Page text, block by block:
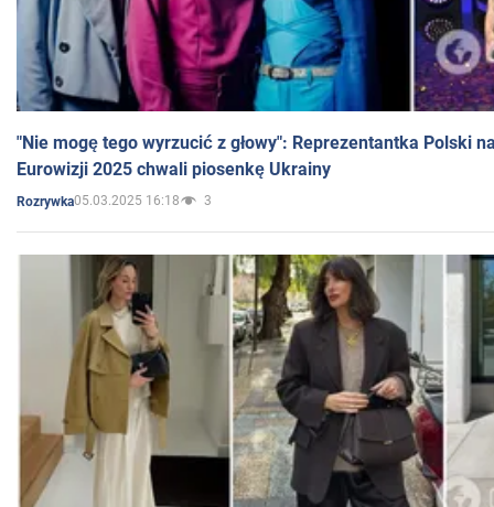
"Nie mogę tego wyrzucić z głowy": Reprezentantka Polski
Eurowizji 2025 chwali piosenkę Ukrainy
Rozrywka05.03.2025 16:18 3